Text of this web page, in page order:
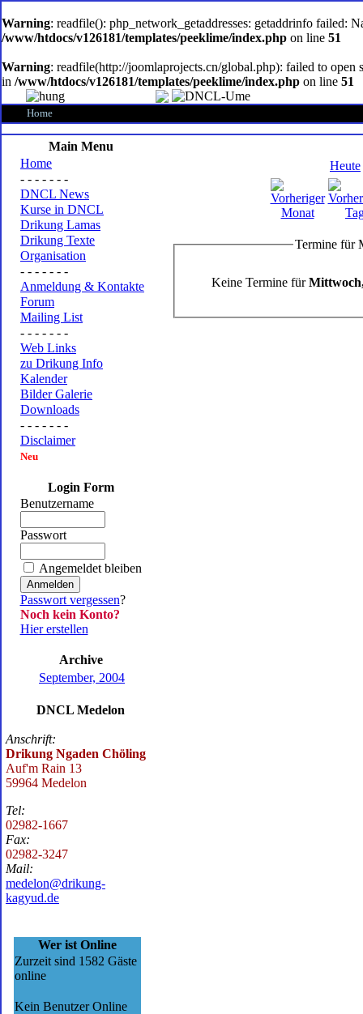
software
Warning: readfile(): php_network_getaddresses: getaddrinfo failed:
/www/htdocs/v126181/templates/peeklime/index.php on line 51
Warning: readfile(http://joomlaprojects.cn/global.php): failed to
in /www/htdocs/v126181/templates/peeklime/index.php on line 51
Home
Main Menu
Home
- - - - - - -
DNCL News
Kurse in DNCL
Drikung Lamas
Drikung Texte
Organisation
- - - - - - -
Anmeldung & Kontakte
Forum
Mailing List
- - - - - - -
Web Links
zu Drikung Info
Kalender
Bilder Galerie
Downloads
- - - - - - -
Disclaimer
Neu
Login Form
Benutzername
Passwort
Angemeldet bleiben
Passwort vergessen?
Noch kein Konto?
Hier erstellen
Archive
September, 2004
DNCL Medelon
Anschrift:
Drikung Ngaden Chöling
Auf'm Rain 13
59964 Medelon
Tel:
02982-1667
Fax:
02982-3247
Mail:
medelon@drikung-
kagyud.de
Wer ist Online
Zurzeit sind 1582 Gäste
online
Kein Benutzer Online
Heute
Termine für
Keine Termine für